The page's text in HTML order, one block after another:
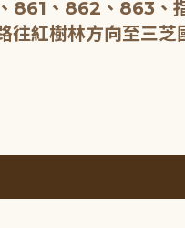
861、862、863、
往紅樹林方向至三芝